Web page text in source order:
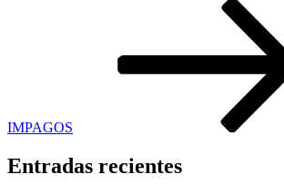
IMPAGOS
Entradas recientes